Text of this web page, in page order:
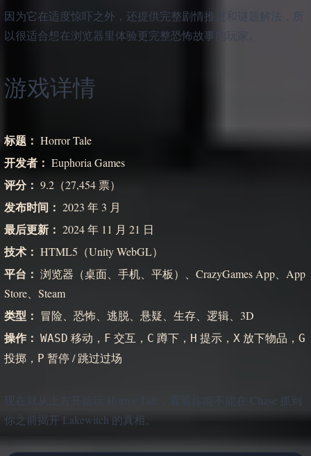
因为它在适度惊吓之外，还提供完整剧情推进和谜题解法，所
以很适合想在浏览器里体验更完整恐怖故事的玩家。
游戏详情
标题： Horror Tale
开发者： Euphoria Games
评分： 9.2（27,454 票）
发布时间： 2023 年 3 月
最后更新： 2024 年 11 月 21 日
技术： HTML5（Unity WebGL）
平台： 浏览器（桌面、手机、平板）、CrazyGames App、App
Store、Steam
类型： 冒险、恐怖、逃脱、悬疑、生存、逻辑、3D
操作： WASD 移动， F 交互， C 蹲下， H 提示， X 放下物品， G
投掷， P 暂停 / 跳过过场
现在就从上方开始玩 Horror Tale，看看你能不能在 Chase 抓到
你之前揭开 Lakewitch 的真相。